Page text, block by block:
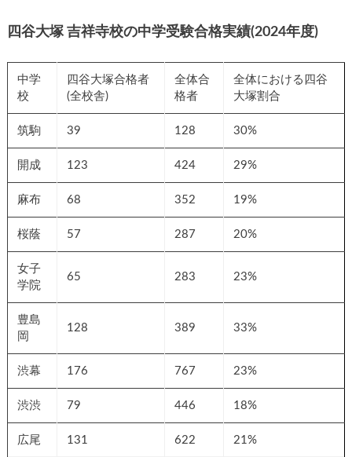
四谷大塚 吉祥寺校の中学受験合格実績(2024年度)
中学
校
四谷大塚合格者
(全校舎)
全体合
格者
全体における四谷
大塚割合
筑駒 39 128 30%
開成 123 424 29%
麻布 68 352 19%
桜蔭 57 287 20%
女子
学院
65 283 23%
豊島
岡
128 389 33%
渋幕 176 767 23%
渋渋 79 446 18%
広尾 131 622 21%